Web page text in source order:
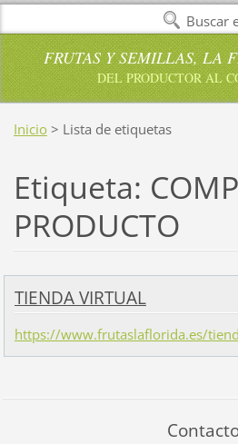
FRUTAS Y SEMILLAS, LA
DEL PRODUCTOR AL
Inicio > Lista de etiquetas
Etiqueta:
PRODUCTO
TIENDA VIRTUAL
https://www.frutaslaflorida.es/
Buscar